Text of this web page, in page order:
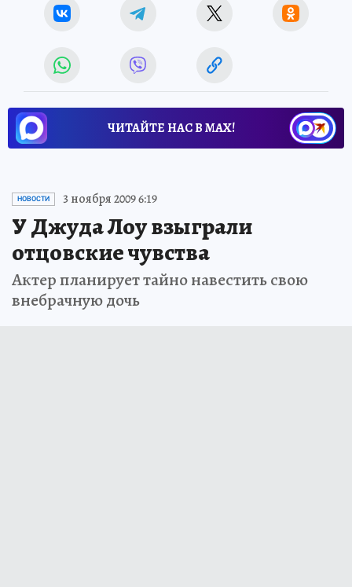
ЧИТАЙТЕ НАС В МАХ!
НОВОСТИ 3 ноября 2009 6:19
У Джуда Лоу взыграли
отцовские чувства
Актер планирует тайно навестить свою
внебрачную дочь